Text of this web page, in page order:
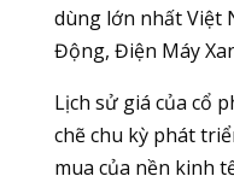
dùng lớn nhất Việt
Động, Điện Máy
Lịch sử giá của cổ
chẽ chu kỳ phát
mua của nền kinh